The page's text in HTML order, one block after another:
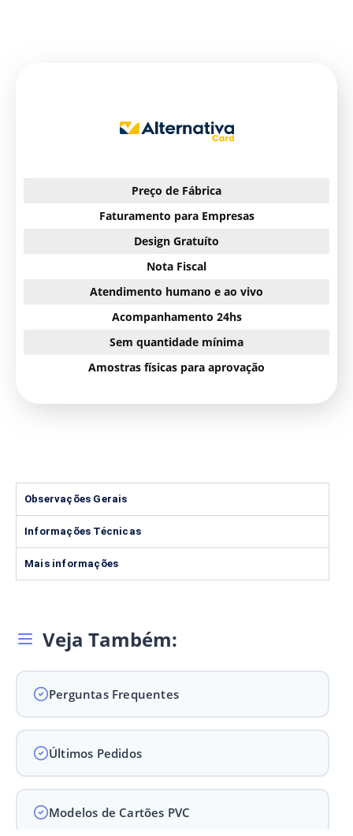
Preço de Fábrica
Faturamento para Empresas
Design Gratuíto
Nota Fiscal
Atendimento humano e ao vivo
Acompanhamento 24hs
Sem quantidade mínima
Amostras físicas para aprovação
Observações Gerais
Informações Técnicas
Mais informações
Veja Também:
Perguntas Frequentes
Últimos Pedidos
Modelos de Cartões PVC